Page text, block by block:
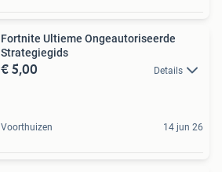
Fortnite Ultieme Ongeautoriseerde
Strategiegids
€ 5,00 Details
Voorthuizen 14 jun 26